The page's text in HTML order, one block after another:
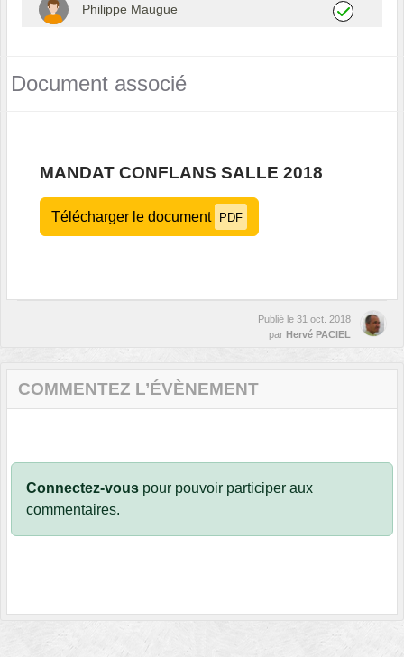
Philippe Maugue
Document associé
MANDAT CONFLANS SALLE 2018
Télécharger le document PDF
Publié le 31 oct. 2018
par Hervé PACIEL
COMMENTEZ L’ÉVÈNEMENT
Connectez-vous pour pouvoir participer aux
commentaires.